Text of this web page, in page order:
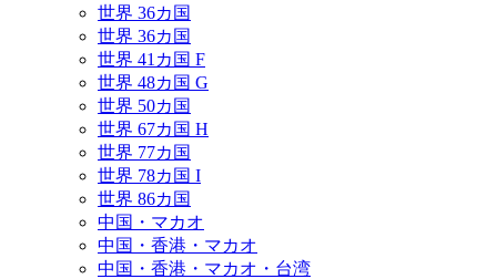
世界 36カ国
世界 36カ国
世界 41カ国 F
世界 48カ国 G
世界 50カ国
世界 67カ国 H
世界 77カ国
世界 78カ国 I
世界 86カ国
中国・マカオ
中国・香港・マカオ
中国・香港・マカオ・台湾